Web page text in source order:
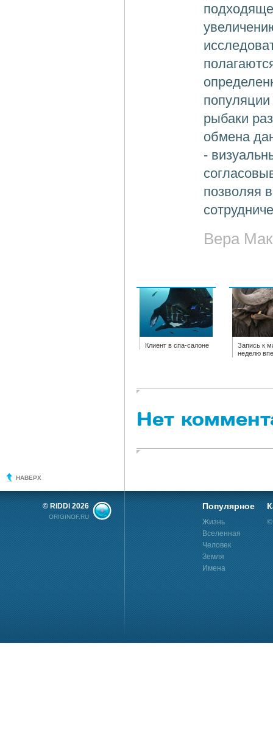
рыбаки
обмена
-
позволяя
Вера
Клиент в спа-салоне
Запись к
неделю
Нет
НАВЕРХ
© RiDDi 2026
ORIGINOF.RU
Популярное
Жизнь
Вселенная
Человек
Земля
Имена
©